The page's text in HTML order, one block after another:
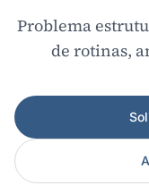
Problema
de rotinas,